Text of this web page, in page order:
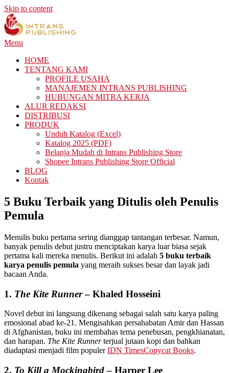
Skip to content
Menu
HOME
TENTANG KAMI
PROFILE USAHA
MANAJEMEN INTRANS PUBLISHING
HUBUNGAN MITRA KERJA
ALUR REDAKSI
DISTRIBUSI
PRODUK
Unduh Katalog (Excel)
Katalog 2025 (PDF)
Belanja Mudah di Intrans Publishing Store
Shopee Intrans Publishing Store Official
BLOG
Kontak
5 Buku Terbaik yang Ditulis oleh Penulis
Pemula
Menulis buku pertama sering dianggap tantangan terbesar. Namun,
banyak penulis debut justru menciptakan karya luar biasa sejak
pertama kali mereka menulis. Berikut ini adalah 5 buku terbaik
karya penulis pemula yang meraih sukses besar dan layak jadi
bacaan Anda.
1. The Kite Runner– Khaled Hosseini
Novel debut ini langsung dikenang sebagai salah satu karya paling
emosional abad ke-21. Mengisahkan persahabatan Amir dan Hassan
di Afghanistan, buku ini membahas tema penebusan, pengkhianatan,
dan harapan. The Kite Runnerterjual jutaan kopi dan bahkan
diadaptasi menjadi film populer IDN TimesCopycat Books.
2. To Kill a Mockingbird– Harper Lee